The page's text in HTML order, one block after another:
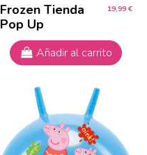
Frozen Tienda
Pop Up
19,99 €
Añadir al carrito